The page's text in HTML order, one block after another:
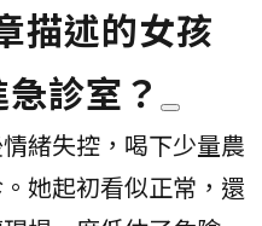
描述的女孩
診室？
緒失控，喝下少量農
她起初看似正常，還